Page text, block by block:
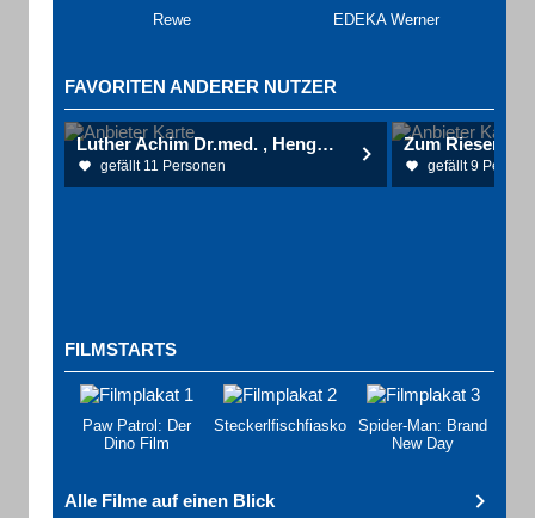
Rewe EDEKA Werner
FAVORITEN ANDERER NUTZER
Luther Achim Dr.med. , Hengsbach Paul Dr. med. Urologische Gemeinschaftspraxis
gefällt 11 Personen
Zum Riesen
gefällt 9
FILMSTARTS
Paw Patrol: Der
Dino Film
Steckerlfischfiasko
Spider-Man: Brand
New Day
Alle Filme auf einen Blick